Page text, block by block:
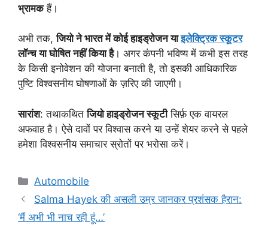
भ्रामकहैं।
अभी तक,जियो ने भारत में कोई हाइड्रोजन याइलेक्ट्रिक स्कूटर
लॉन्च या घोषित नहीं किया है। अगर कंपनी भविष्य में कभी इस तरह
के किसी इनोवेशन की योजना बनाती है, तो इसकी आधिकारिक
पुष्टि विश्वसनीय घोषणाओं के ज़रिए की जाएगी।
सारांश: तथाकथितजियो हाइड्रोजन स्कूटीसिर्फ़ एक वायरल
अफवाह है। ऐसे दावों पर विश्वास करने या उन्हें शेयर करने से पहले
हमेशा विश्वसनीय समाचार स्रोतों पर भरोसा करें।
Categories
Automobile
Salma Hayek की असली उम्र जानकर प्रशंसक हैरान:
‘मैं अभी भी नाच रही हूं…’